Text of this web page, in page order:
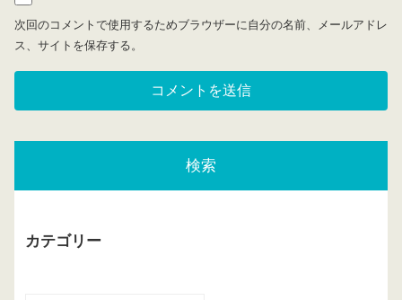
次回のコメントで使用するためブラウザーに自分の名前、メールアドレ
ス、サイトを保存する。
検索
カテゴリー